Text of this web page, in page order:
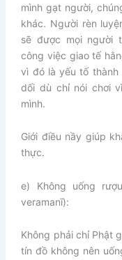
mình gạt người,
khác. Người rèn
sẽ được mọi người
công việc giao tế
vì đó là yếu tố thành
dối dù chỉ nói chơi
mình.
Giới điều nầy giúp
thực.
e) Không uống rượu
veramanī):
Không phải chỉ Phật
tín đồ không nên